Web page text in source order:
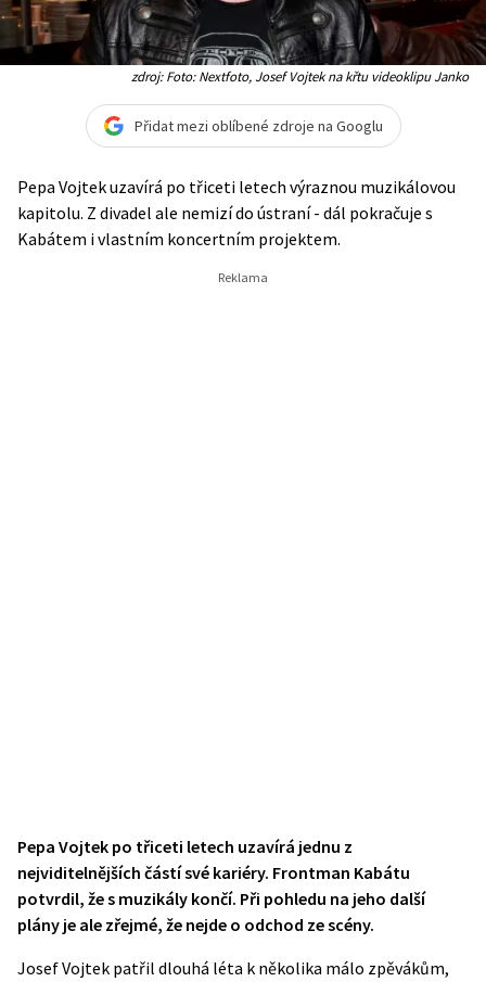
zdroj: Foto: Nextfoto, Josef Vojtek na křtu videoklipu Janko
Přidat mezi oblíbené zdroje na Googlu
Pepa Vojtek uzavírá po třiceti letech výraznou muzikálovou
kapitolu. Z divadel ale nemizí do ústraní - dál pokračuje s
Kabátem i vlastním koncertním projektem.
Pepa Vojtek po třiceti letech uzavírá jednu z
nejviditelnějších částí své kariéry. Frontman Kabátu
potvrdil, že s muzikály končí. Při pohledu na jeho další
plány je ale zřejmé, že nejde o odchod ze scény.
Josef Vojtek patřil dlouhá léta k několika málo zpěvákům,